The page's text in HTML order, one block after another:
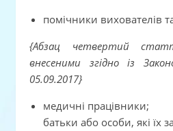
помічники вихователів
{Абзац четвертий
внесеними згідно із
05.09.2017}
медичні працівники;
батьки або особи, які їх